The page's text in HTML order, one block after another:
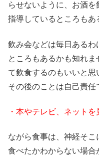
らせないように、お酒
指導しているところもあ
飲み会などは毎日ある
ところもあるかも知れ
て飲食するのもいいと思
その後のことは自己責
・本やテレビ、ネット
ながら食事は、神経そ
食べたかわからない場合